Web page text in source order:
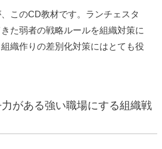
このCD教材です。ランチェスタ
た弱者の戦略ルールを組織対策に
織作りの差別化対策にはとても役
がある強い職場にする組織戦